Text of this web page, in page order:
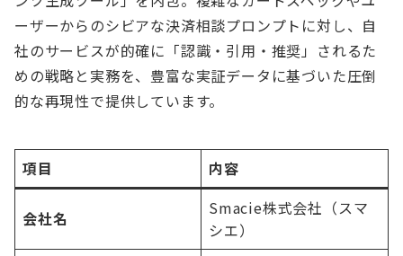
ーザーからのシビアな決済相談プロンプトに対し、自
社のサービスが的確に「認識・引用・推奨」されるた
めの戦略と実務を、豊富な実証データに基づいた圧倒
的な再現性で提供しています。
項目 内容
会社名
Smacie株式会社（スマ
シエ）